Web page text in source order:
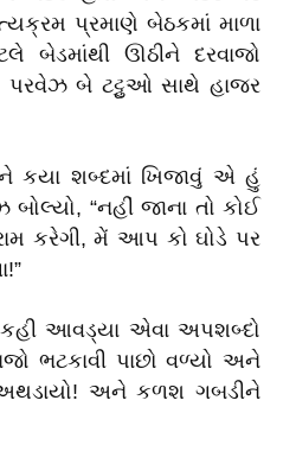
પ્રમાણે બેઠકમાં માળા
બેડમાંથી ઊઠીને દરવાજો
પરવેઝ બે ટટ્ટુઓ સાથે હાજર
કયા શબ્દમાં ખિજાવું એ હું
“નહીં જાના તો કોઈ
કરેગી, મેં આપ કો ઘોડે પર
આવડ્યા એવા અપશબ્દો
ભટકાવી પાછો વળ્યો અને
અને કળશ ગબડીને